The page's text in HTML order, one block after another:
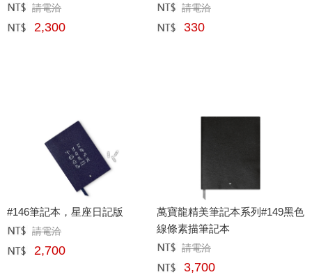
定價﹕請電洽
網購﹕ 2,300
定價﹕ 請電洽
網購﹕ 330
#146筆記本，星座日記版
定價﹕請電洽
網購﹕ 2,700
萬寶龍精美筆記本系列#149黑色
線條素描筆記本
定價﹕ 請電洽
網購﹕ 3,700